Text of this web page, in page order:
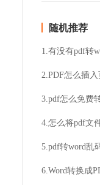
随机推荐